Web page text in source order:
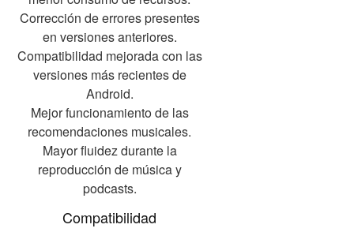
Corrección de errores presentes
en versiones anteriores.
Compatibilidad mejorada con las
versiones más recientes de
Android.
Mejor funcionamiento de las
recomendaciones musicales.
Mayor fluidez durante la
reproducción de música y
podcasts.
Compatibilidad